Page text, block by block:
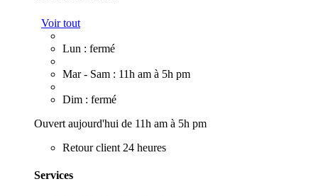
Voir tout
Lun : fermé
Mar - Sam : 11h am à 5h pm
Dim : fermé
Ouvert aujourd'hui de 11h am à 5h pm
Retour client 24 heures
Services